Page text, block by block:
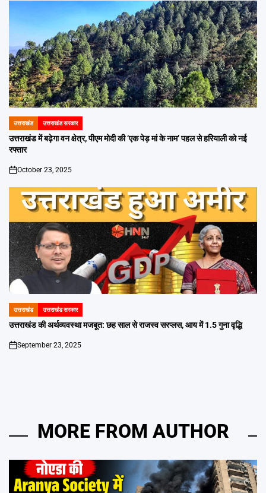
POSTED
IN
उत्तराखंड उत्तराखंड सरकार
उत्तराखंड में बढ़ेगा वन क्षेत्र, पीएम मोदी की ‘एक पेड़ मां के नाम’ पहल से हरियाली को नई
रफ्तार
on
October 23, 2025
POSTED
IN
उत्तराखंड उत्तराखंड सरकार
उत्तराखंड की अर्थव्यवस्था मजबूत: छह साल से राजस्व सरप्लस, आय में 1.5 गुना वृद्धि
on
September 23, 2025
MORE FROM AUTHOR